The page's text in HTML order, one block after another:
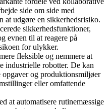
side om side med
at udgøre en sikkerhedsrisiko.
sikkerhedsfunktioner,
evnen til at reagere på
for ulykker.
fleksible og nemmere at
industrielle robotter. De kan
og produktionsmiljøer
eller omfattende
at automatisere rutinemæssige